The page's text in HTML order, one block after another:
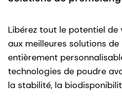
Libérez tout le potentiel
aux meilleures solutions
entièrement
technologies de poudre
la stabilité, la